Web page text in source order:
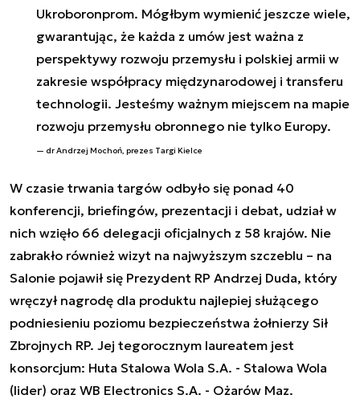
Ukroboronprom. Mógłbym wymienić jeszcze wiele,
gwarantując, że każda z umów jest ważna z
perspektywy rozwoju przemysłu i polskiej armii w
zakresie współpracy międzynarodowej i transferu
technologii. Jesteśmy ważnym miejscem na mapie
rozwoju przemysłu obronnego nie tylko Europy.
dr Andrzej Mochoń, prezes Targi Kielce
W czasie trwania targów odbyło się ponad 40
konferencji, briefingów, prezentacji i debat, udział w
nich wzięło 66 delegacji oficjalnych z 58 krajów. Nie
zabrakło również wizyt na najwyższym szczeblu – na
Salonie pojawił się Prezydent RP Andrzej Duda, który
wręczył nagrodę dla produktu najlepiej służącego
podniesieniu poziomu bezpieczeństwa żołnierzy Sił
Zbrojnych RP. Jej tegorocznym laureatem jest
konsorcjum: Huta Stalowa Wola S.A. - Stalowa Wola
(lider) oraz WB Electronics S.A. - Ożarów Maz.